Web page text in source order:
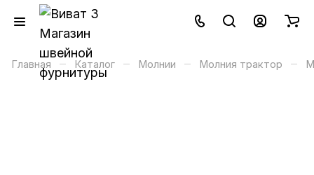
Главная – Каталог – Молнии – Молния трактор –